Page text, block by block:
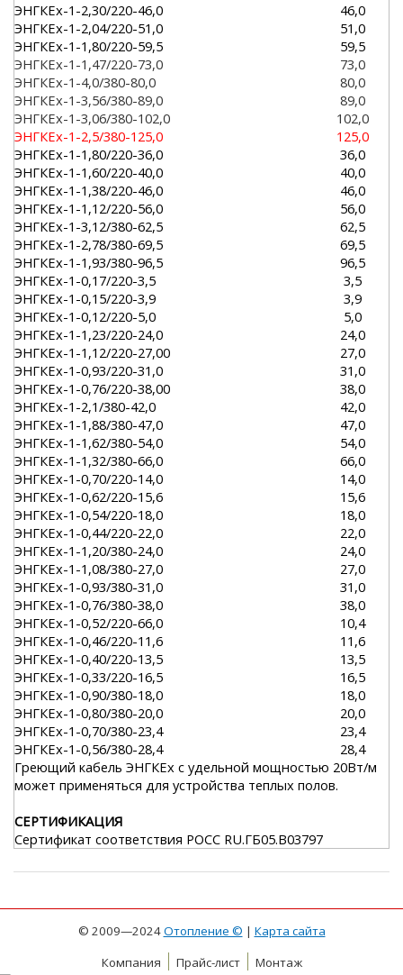
ЭНГКЕх-1-2,30/220-46,0
46,0
ЭНГКЕх-1-2,04/220-51,0
51,0
ЭНГКЕх-1-1,80/220-59,5
59,5
ЭНГКЕх-1-1,47/220-73,0
73,0
ЭНГКЕх-1-4,0/380-80,0
80,0
ЭНГКЕх-1-3,56/380-89,0
89,0
ЭНГКЕх-1-3,06/380-102,0
102,0
ЭНГКЕх-1-2,5/380-125,0
125,0
ЭНГКЕх-1-1,80/220-36,0
36,0
ЭНГКЕх-1-1,60/220-40,0
40,0
ЭНГКЕх-1-1,38/220-46,0
46,0
ЭНГКЕх-1-1,12/220-56,0
56,0
ЭНГКЕх-1-3,12/380-62,5
62,5
ЭНГКЕх-1-2,78/380-69,5
69,5
ЭНГКЕх-1-1,93/380-96,5
96,5
ЭНГКЕх-1-0,17/220-3,5
3,5
ЭНГКЕх-1-0,15/220-3,9
3,9
ЭНГКЕх-1-0,12/220-5,0
5,0
ЭНГКЕх-1-1,23/220-24,0
24,0
ЭНГКЕх-1-1,12/220-27,00
27,0
ЭНГКЕх-1-0,93/220-31,0
31,0
ЭНГКЕх-1-0,76/220-38,00
38,0
ЭНГКЕх-1-2,1/380-42,0
42,0
ЭНГКЕх-1-1,88/380-47,0
47,0
ЭНГКЕх-1-1,62/380-54,0
54,0
ЭНГКЕх-1-1,32/380-66,0
66,0
ЭНГКЕх-1-0,70/220-14,0
14,0
ЭНГКЕх-1-0,62/220-15,6
15,6
ЭНГКЕх-1-0,54/220-18,0
18,0
ЭНГКЕх-1-0,44/220-22,0
22,0
ЭНГКЕх-1-1,20/380-24,0
24,0
ЭНГКЕх-1-1,08/380-27,0
27,0
ЭНГКЕх-1-0,93/380-31,0
31,0
ЭНГКЕх-1-0,76/380-38,0
38,0
ЭНГКЕх-1-0,52/220-66,0
10,4
ЭНГКЕх-1-0,46/220-11,6
11,6
ЭНГКЕх-1-0,40/220-13,5
13,5
ЭНГКЕх-1-0,33/220-16,5
16,5
ЭНГКЕх-1-0,90/380-18,0
18,0
ЭНГКЕх-1-0,80/380-20,0
20,0
ЭНГКЕх-1-0,70/380-23,4
23,4
ЭНГКЕх-1-0,56/380-28,4
28,4
Греющий кабель ЭНГКЕх с удельной мощностью 20Вт/м
может применяться для устройства теплых полов.
СЕРТИФИКАЦИЯ
Сертификат соответствия РОСС RU.ГБ05.В03797
© 2009—2024Отопление © | Карта сайта
Компания
Прайс-лист Монтаж